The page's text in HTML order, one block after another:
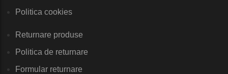
Politica cookies
Returnare produse
Politica de returnare
Formular returnare